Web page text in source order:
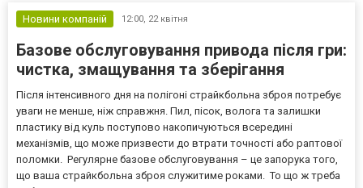
Новини компаній 12:00, 22 квітня
Базове обслуговування привода після гри:
чистка, змащування та зберігання
Після інтенсивного дня на полігоні страйкбольна зброя потребує
уваги не менше, ніж справжня. Пил, пісок, волога та залишки
пластику від куль поступово накопичуються всередині
механізмів, що може призвести до втрати точності або раптової
поломки. Регулярне базове обслуговування – це запорука того,
що ваша страйкбольна зброя служитиме роками. То що ж треба